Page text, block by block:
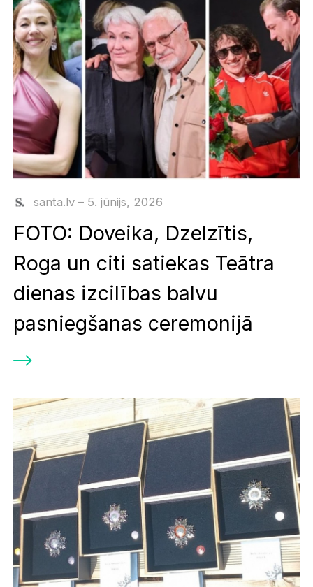
santa.lv – 5. jūnijs, 2026
FOTO: Doveika, Dzelzītis,
Roga un citi satiekas Teātra
dienas izcilības balvu
pasniegšanas ceremonijā